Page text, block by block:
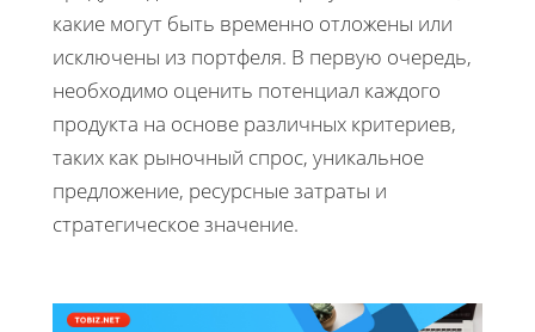
какие могут быть временно отложены или
исключены из портфеля. В первую очередь,
необходимо оценить потенциал каждого
продукта на основе различных критериев,
таких как рыночный спрос, уникальное
предложение, ресурсные затраты и
стратегическое значение.